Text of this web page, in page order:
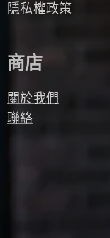
隱私權政策
商店
關於我們
聯絡